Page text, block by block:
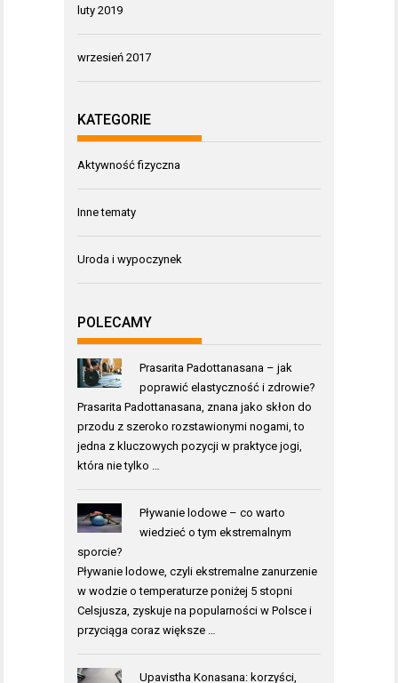
luty 2019
wrzesień 2017
KATEGORIE
Aktywność fizyczna
Inne tematy
Uroda i wypoczynek
POLECAMY
Prasarita Padottanasana – jak
poprawić elastyczność i zdrowie?
Prasarita Padottanasana, znana jako skłon do
przodu z szeroko rozstawionymi nogami, to
jedna z kluczowych pozycji w praktyce jogi,
która nie tylko …
Pływanie lodowe – co warto
wiedzieć o tym ekstremalnym
sporcie?
Pływanie lodowe, czyli ekstremalne zanurzenie
w wodzie o temperaturze poniżej 5 stopni
Celsjusza, zyskuje na popularności w Polsce i
przyciąga coraz większe …
Upavistha Konasana: korzyści,